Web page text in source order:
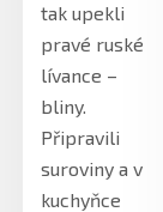
tak upekli
pravé ruské
lívance –
bliny.
Připravili
suroviny a v
kuchyňce